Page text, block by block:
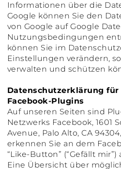
Informationen über die
Google können Sie den
von Google auf Google
Nutzungsbedingungen
können Sie im
Einstellungen verändern,
verwalten und schützen
Datenschutzerklärung
Facebook-Plugins
Auf unseren Seiten sind
Netzwerks Facebook, 1601
Avenue, Palo Alto, CA
erkennen Sie an dem
“Like-Button” (“Gefällt
Eine Übersicht über